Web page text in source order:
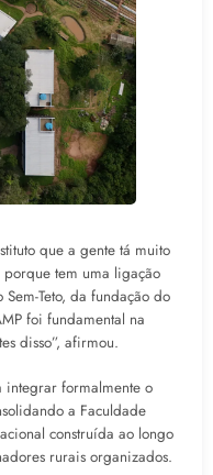
que a gente tá muito
tem uma ligação
Teto, da fundação do
foi fundamental na
disso”, afirmou.
integrar formalmente o
a Faculdade
construída ao longo
rurais organizados.